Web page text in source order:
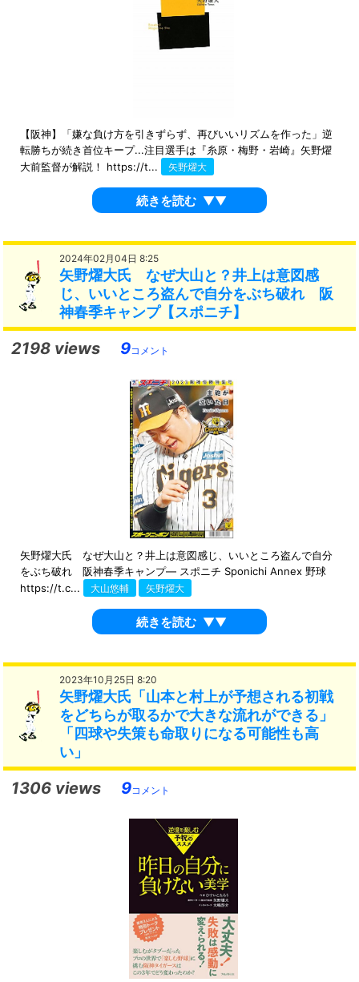
【阪神】「嫌な負け方を引きずらず、再びいいリズムを作った」逆
転勝ちが続き首位キープ...注目選手は『糸原・梅野・岩崎』矢野燿
大前監督が解説！ https://t...
矢野燿大
続きを読む ▼▼
2024年02月04日 8:25
矢野燿大氏 なぜ大山と？井上は意図感
じ、いいところ盗んで自分をぶち破れ 阪
神春季キャンプ【スポニチ】
2198 views 9コメント
矢野燿大氏 なぜ大山と？井上は意図感じ、いいところ盗んで自分
をぶち破れ 阪神春季キャンプ― スポニチ Sponichi Annex 野球
https://t.c...
大山悠輔 矢野燿大
続きを読む ▼▼
2023年10月25日 8:20
矢野燿大氏「山本と村上が予想される初戦
をどちらが取るかで大きな流れができる」
「四球や失策も命取りになる可能性も高
い」
1306 views 9コメント